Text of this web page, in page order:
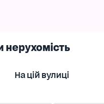
нерухомість
На цій вулиці